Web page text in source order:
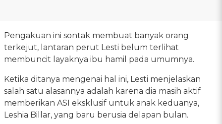
Pengakuan ini sontak membuat banyak orang
terkejut, lantaran perut Lesti belum terlihat
membuncit layaknya ibu hamil pada umumnya.
Ketika ditanya mengenai hal ini, Lesti menjelaskan
salah satu alasannya adalah karena dia masih aktif
memberikan ASI eksklusif untuk anak keduanya,
Leshia Billar, yang baru berusia delapan bulan.